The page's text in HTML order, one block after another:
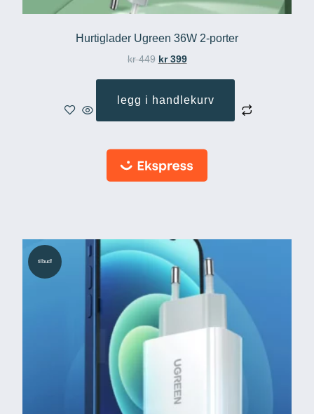
Hurtiglader Ugreen 36W 2-porter
kr449 kr399
legg i handlekurv
tilbud!